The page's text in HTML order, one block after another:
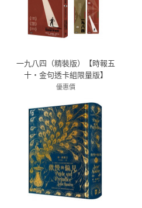
一九八四（精裝版）【時報五
十‧金句透卡組限量版】
優惠價